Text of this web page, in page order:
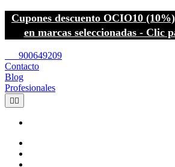
Cupones descuento OCIO10
en marcas seleccionadas - Clic
900649209
Contacto
Blog
Profesionales
 